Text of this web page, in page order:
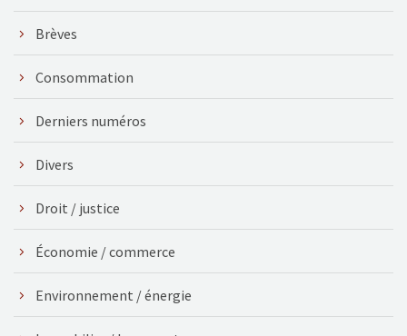
Brèves
Consommation
Derniers numéros
Divers
Droit / justice
Économie / commerce
Environnement / énergie